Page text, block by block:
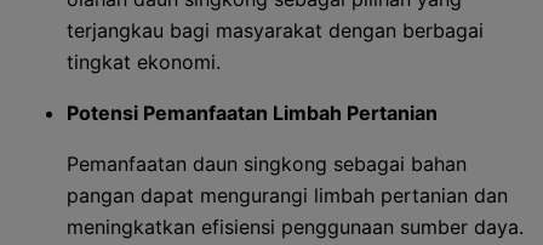
terjangkau bagi masyarakat dengan berbagai
tingkat ekonomi.
Potensi Pemanfaatan Limbah Pertanian
Pemanfaatan daun singkong sebagai bahan
pangan dapat mengurangi limbah pertanian dan
meningkatkan efisiensi penggunaan sumber daya.